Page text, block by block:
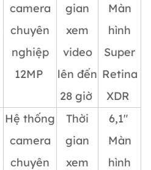
camera
chuyên
nghiệp
12MP
gian
xem
video
lên đến
28 giờ
Màn
hình
Super
Retina
XDR
Hệ thống
camera
chuyên
Thời
gian
xem
6,1″
Màn
hình